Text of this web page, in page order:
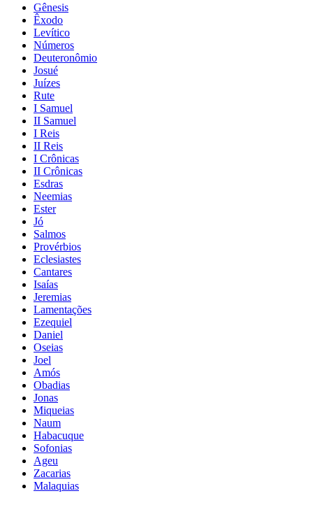
Gênesis
Êxodo
Levítico
Números
Deuteronômio
Josué
Juízes
Rute
I Samuel
II Samuel
I Reis
II Reis
I Crônicas
II Crônicas
Esdras
Neemias
Ester
Jó
Salmos
Provérbios
Eclesiastes
Cantares
Isaías
Jeremias
Lamentações
Ezequiel
Daniel
Oseias
Joel
Amós
Obadias
Jonas
Miqueias
Naum
Habacuque
Sofonias
Ageu
Zacarias
Malaquias